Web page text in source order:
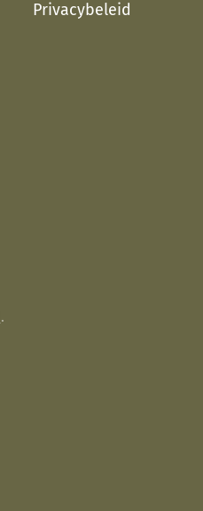
Privacybeleid
.